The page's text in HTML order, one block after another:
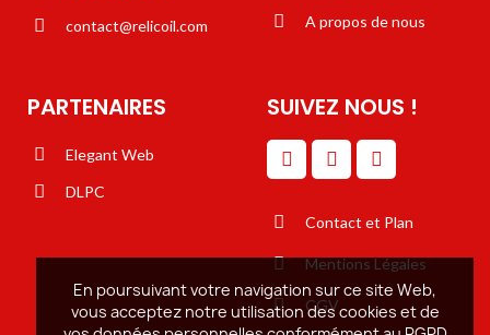
contact@relicoil.com
A propos de nous
PARTENAIRES
Elegant Web
DLPC
SUIVEZ NOUS !
Contact et Plan
Mentions Légales
CGV
En poursuivant votre navigation sur ce site Web,
vous acceptez notre utilisation des cookies et de